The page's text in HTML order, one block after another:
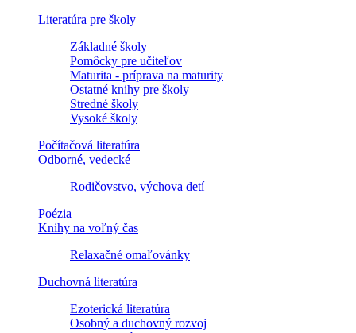
Literatúra pre školy
Základné školy
Pomôcky pre učiteľov
Maturita - príprava na maturity
Ostatné knihy pre školy
Stredné školy
Vysoké školy
Počítačová literatúra
Odborné, vedecké
Rodičovstvo, výchova detí
Poézia
Knihy na voľný čas
Relaxačné omaľovánky
Duchovná literatúra
Ezoterická literatúra
Osobný a duchovný rozvoj